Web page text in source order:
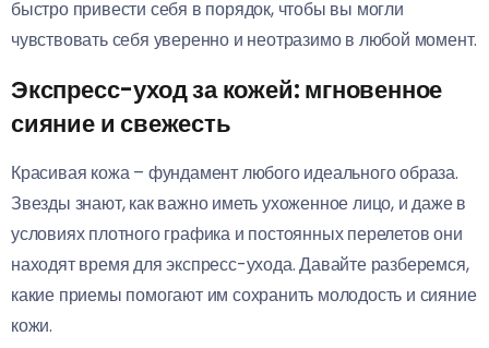
быстро привести себя в порядок, чтобы вы могли
чувствовать себя уверенно и неотразимо в любой момент.
Экспресс-уход за кожей: мгновенное
сияние и свежесть
Красивая кожа – фундамент любого идеального образа.
Звезды знают, как важно иметь ухоженное лицо, и даже в
условиях плотного графика и постоянных перелетов они
находят время для экспресс-ухода. Давайте разберемся,
какие приемы помогают им сохранить молодость и сияние
кожи.